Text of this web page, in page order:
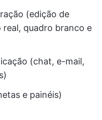
(edição de
quadro branco e
(chat, e-mail,
e painéis)